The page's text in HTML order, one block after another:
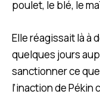
poulet, le blé, le
Elle réagissait là à
quelques jours
sanctionner ce
l’inaction de